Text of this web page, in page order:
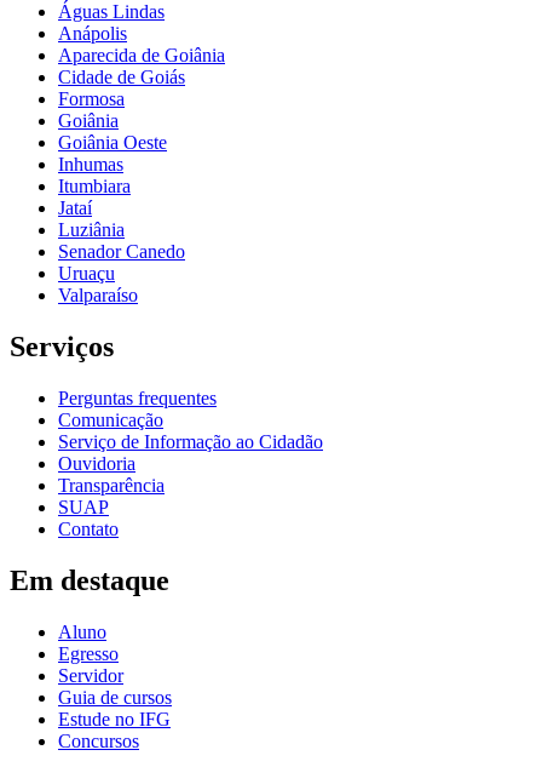
Águas Lindas
Anápolis
Aparecida de Goiânia
Cidade de Goiás
Formosa
Goiânia
Goiânia Oeste
Inhumas
Itumbiara
Jataí
Luziânia
Senador Canedo
Uruaçu
Valparaíso
Serviços
Perguntas frequentes
Comunicação
Serviço de Informação ao Cidadão
Ouvidoria
Transparência
SUAP
Contato
Em destaque
Aluno
Egresso
Servidor
Guia de cursos
Estude no IFG
Concursos